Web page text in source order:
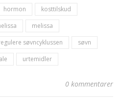
hormon
kosttilskud
melissa
søvncyklussen
søvn
urtemidler
0 kommentarer